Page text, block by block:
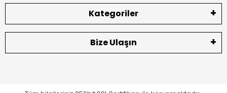
Kategoriler
Bize Ulaşın